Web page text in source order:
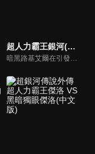
超人力霸王銀河(中文版)
暗黑路基艾爾在引發的暗黑火花戰爭中用擁有讓所有生物陷入時間停歇的暗黑波動將所有的超人力霸王，怪獸和宇宙人變成人偶，後在突然出現的超人力霸王銀河導致兩敗俱傷，雙方因能力用盡而進入沉睡狀態…